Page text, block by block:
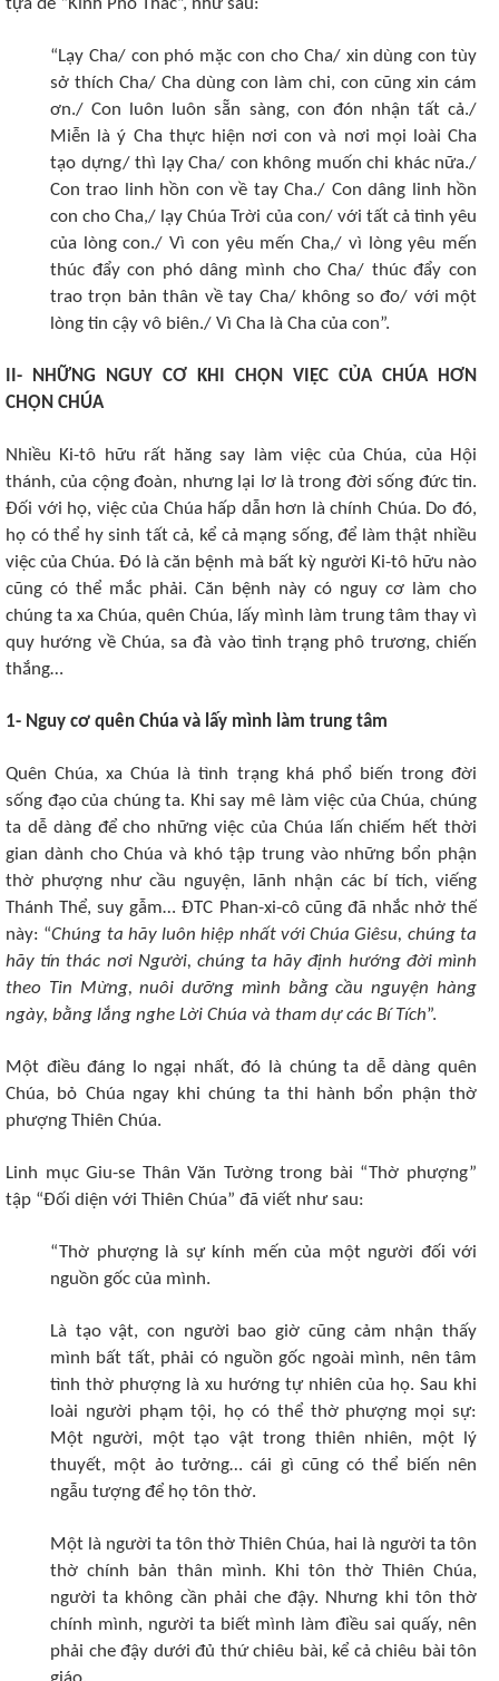
tựa đề “Kinh Phó Thác”, như sau:
“Lạy Cha/ con phó mặc con cho Cha/ xin dùng con tùy
sở thích Cha/ Cha dùng con làm chi, con cũng xin cám
ơn./ Con luôn luôn sẵn sàng, con đón nhận tất cả./
Miễn là ý Cha thực hiện nơi con và nơi mọi loài Cha
tạo dựng/ thì lạy Cha/ con không muốn chi khác nữa./
Con trao linh hồn con về tay Cha./ Con dâng linh hồn
con cho Cha,/ lạy Chúa Trời của con/ với tất cả tình yêu
của lòng con./ Vì con yêu mến Cha,/ vì lòng yêu mến
thúc đẩy con phó dâng mình cho Cha/ thúc đẩy con
trao trọn bản thân về tay Cha/ không so đo/ với một
lòng tin cậy vô biên./ Vì Cha là Cha của con”.
II- NHỮNG NGUY CƠ KHI CHỌN VIỆC CỦA CHÚA HƠN
CHỌN CHÚA
Nhiều Ki-tô hữu rất hăng say làm việc của Chúa, của Hội
thánh, của cộng đoàn, nhưng lại lơ là trong đời sống đức tin.
Đối với họ, việc của Chúa hấp dẫn hơn là chính Chúa. Do đó,
họ có thể hy sinh tất cả, kể cả mạng sống, để làm thật nhiều
việc của Chúa. Đó là căn bệnh mà bất kỳ người Ki-tô hữu nào
cũng có thể mắc phải. Căn bệnh này có nguy cơ làm cho
chúng ta xa Chúa, quên Chúa, lấy mình làm trung tâm thay vì
quy hướng về Chúa, sa đà vào tình trạng phô trương, chiến
thắng…
1- Nguy cơ quên Chúa và lấy mình làm trung tâm
Quên Chúa, xa Chúa là tình trạng khá phổ biến trong đời
sống đạo của chúng ta. Khi say mê làm việc của Chúa, chúng
ta dễ dàng để cho những việc của Chúa lấn chiếm hết thời
gian dành cho Chúa và khó tập trung vào những bổn phận
thờ phượng như cầu nguyện, lãnh nhận các bí tích, viếng
Thánh Thể, suy gẫm… ĐTC Phan-xi-cô cũng đã nhắc nhở thế
này: “Chúng ta hãy luôn hiệp nhất với Chúa Giêsu, chúng ta
hãy tín thác nơi Người, chúng ta hãy định hướng đời mình
theo Tin Mừng, nuôi dưỡng mình bằng cầu nguyện hàng
ngày, bằng lắng nghe Lời Chúa và tham dự các Bí Tích”.
Một điều đáng lo ngại nhất, đó là chúng ta dễ dàng quên
Chúa, bỏ Chúa ngay khi chúng ta thi hành bổn phận thờ
phượng Thiên Chúa.
Linh mục Giu-se Thân Văn Tường trong bài “Thờ phượng”
tập “Đối diện với Thiên Chúa” đã viết như sau:
“Thờ phượng là sự kính mến của một người đối với
nguồn gốc của mình.
Là tạo vật, con người bao giờ cũng cảm nhận thấy
mình bất tất, phải có nguồn gốc ngoài mình, nên tâm
tình thờ phượng là xu hướng tự nhiên của họ. Sau khi
loài người phạm tội, họ có thể thờ phượng mọi sự:
Một người, một tạo vật trong thiên nhiên, một lý
thuyết, một ảo tưởng… cái gì cũng có thể biến nên
ngẫu tượng để họ tôn thờ.
Một là người ta tôn thờ Thiên Chúa, hai là người ta tôn
thờ chính bản thân mình. Khi tôn thờ Thiên Chúa,
người ta không cần phải che đậy. Nhưng khi tôn thờ
chính mình, người ta biết mình làm điều sai quấy, nên
phải che đậy dưới đủ thứ chiêu bài, kể cả chiêu bài tôn